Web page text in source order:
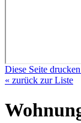
Diese Seite
« zurück zur Liste